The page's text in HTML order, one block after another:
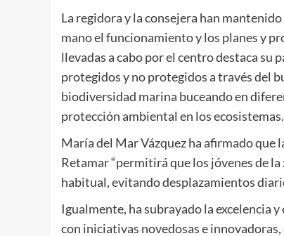
La regidora y la consejera han
mano el funcionamiento y los planes y
llevadas a cabo por el centro destaca
protegidos y no protegidos a través del
biodiversidad marina buceando en
protección ambiental en los ecosistemas.
María del Mar Vázquez ha afirmado que
Retamar “permitirá que los jóvenes de
habitual, evitando desplazamientos
Igualmente, ha subrayado la excelencia
con iniciativas novedosas e